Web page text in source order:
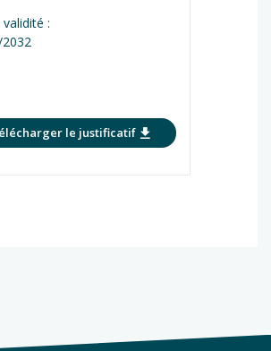
validité :
le justificatif